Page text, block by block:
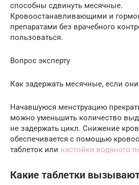
способны сдвинуть месячные.
Кровоостанавливающими и
препаратами без врачебного
пользоваться.
Вопрос эксперту
Как задержать месячные, если
Начавшуюся менструацию
можно уменьшить количество
не задержать цикл. Снижение
обеспечивается с помощью
таблеток или настойки водяного
Какие таблетки